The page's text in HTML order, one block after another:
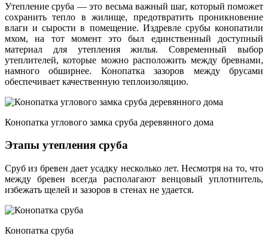
Утепление сруба — это весьма важный шаг, который поможет
сохранить тепло в жилище, предотвратить проникновение
влаги и сырости в помещение. Издревле срубы конопатили
мхом, на тот момент это был единственный доступный
материал для утепления жилья. Современный выбор
утеплителей, которые можно расположить между бревнами,
намного обширнее. Конопатка зазоров между брусами
обеспечивает качественную теплоизоляцию.
Конопатка углового замка сруба деревянного дома
Этапы утепления сруба
Сруб из бревен дает усадку несколько лет. Несмотря на то, что
между бревен всегда располагают венцовый уплотнитель,
избежать щелей и зазоров в стенах не удается.
Конопатка сруба